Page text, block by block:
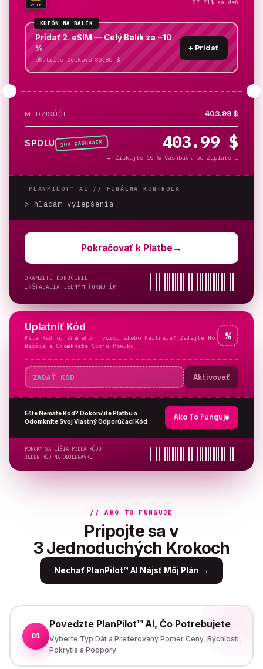
eSIM 57.71$ za deň
KUPÓN NA BALÍK
Pridať 2. eSIM — Celý Balík za −10
%
Ušetríte Celkovo 80.80 $
+ Pridať
MEDZISÚČET 403.99 $
SPOLU 10% CASHBACK 403.99 $
→ Získajte 10 % Cashback po Zaplatení
PLANPILOT™ AI // FINÁLNA KONTROLA
> hľadám vylepšenia
Pokračovať k Platbe →
OKAMŽITÉ DORUČENIE
INŠTALÁCIA JEDNÝM ŤUKNUTÍM
Uplatniť Kód
Máte Kód od Známeho, Tvorcu alebo Partnera? Zadajte Ho
Nižšie a Odomknite Svoju Ponuku
%
Aktivovať
Ešte Nemáte Kód? Dokončite Platbu a
Odomknite Svoj Vlastný Odporúčací Kód
Ako To Funguje
PONUKY SA LÍŠIA PODĽA KÓDU
JEDEN KÓD NA OBJEDNÁVKU
// AKO TO FUNGUJE
Pripojte sa v
3 Jednoduchých Krokoch
Nechať PlanPilot™ AI Nájsť Môj Plán →
01
Povedzte PlanPilot™ AI, Čo Potrebujete
Vyberte Typ Dát a Preferovaný Pomer Ceny, Rýchlosti,
Pokrytia a Podpory